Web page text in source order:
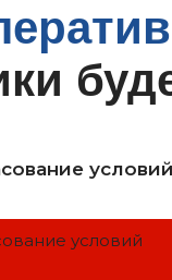
условий